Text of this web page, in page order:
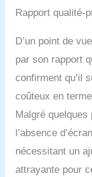
Rapport qualité-
D’un point de
par son rapport
confirment qu’il
coûteux en
Malgré
l’absence
nécessitant un
attrayante pour